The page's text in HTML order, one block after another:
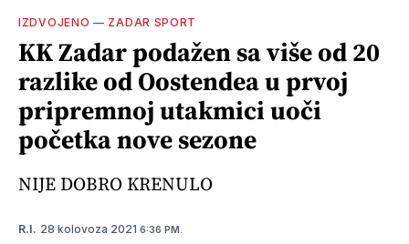
IZDVOJENO — ZADAR SPORT
KK Zadar podažen sa više od 20
razlike od Oostendea u prvoj
pripremnoj utakmici uoči
početka nove sezone
NIJE DOBRO KRENULO
R.I. 28 kolovoza 2021 6:36 PM.